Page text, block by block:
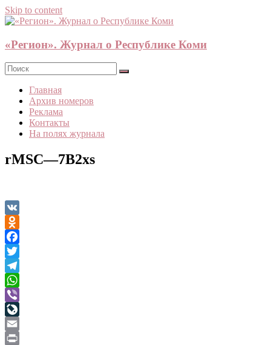
Skip to content
«Регион». Журнал о Республике Коми
Главная
Архив номеров
Реклама
Контакты
На полях журнала
rMSC—7B2xs
VK
Odnoklassniki
Facebook
Twitter
Telegram
WhatsApp
Viber
LiveJournal
Email